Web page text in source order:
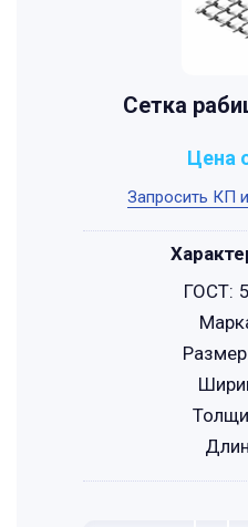
Сетка
Запросить КП
Цена
ГОСТ: